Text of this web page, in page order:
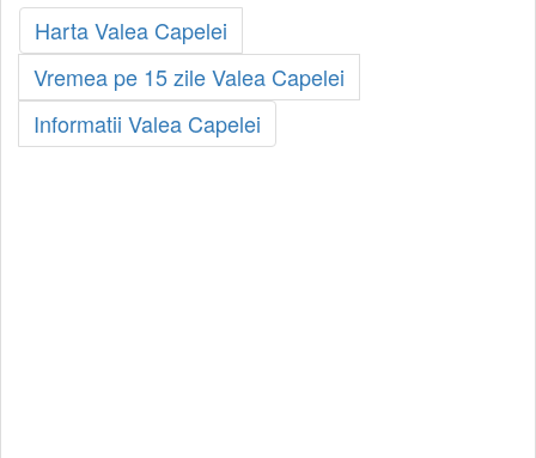
Harta Valea Capelei
Vremea pe 15 zile Valea Capelei
Informatii Valea Capelei